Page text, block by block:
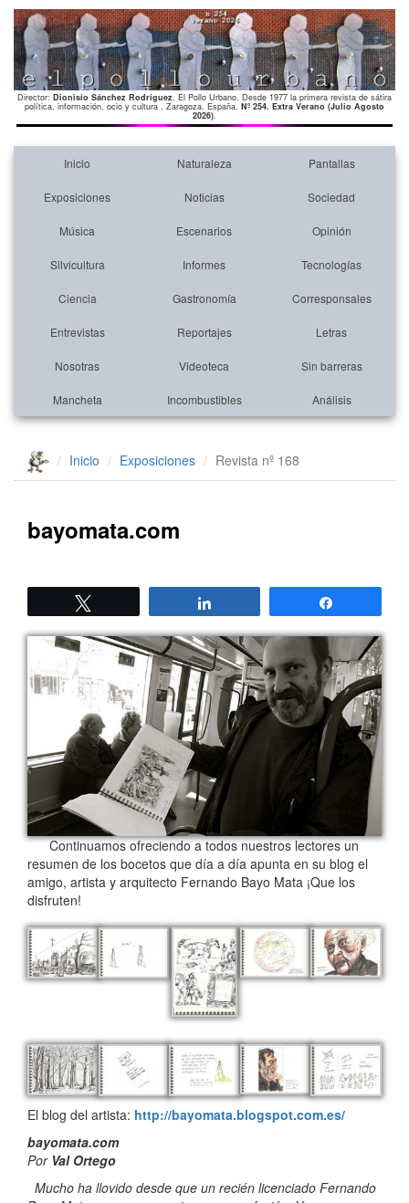
Director: Dionisio Sánchez Rodríguez. El Pollo Urbano. Desde 1977 la primera revista de sátira
política, información, ocio y cultura . Zaragoza. España. Nº 254. Extra Verano (Julio Agosto
2026).
Inicio Naturaleza Pantallas
Exposiciones Noticias Sociedad
Música Escenarios Opinión
Silvicultura Informes Tecnologías
Ciencia Gastronomía Corresponsales
Entrevistas Reportajes Letras
Nosotras Videoteca Sin barreras
Mancheta Incombustibles Análisis
Inicio Exposiciones Revista nº 168
bayomata.com
Continuamos ofreciendo a todos nuestros lectores un
resumen de los bocetos que día a día apunta en su blog el
amigo, artista y arquitecto Fernando Bayo Mata ¡Que los
disfruten!
El blog del artista: http://bayomata.blogspot.com.es/
bayomata.com
PorVal Ortego
Mucho ha llovido desde que un recién licenciado Fernando